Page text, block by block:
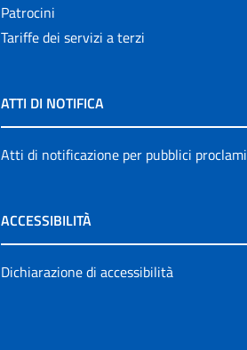
Patrocini
Tariffe dei servizi a terzi
ATTI DI NOTIFICA
Atti di notificazione per pubblici proclami
ACCESSIBILITÀ
Dichiarazione di accessibilità